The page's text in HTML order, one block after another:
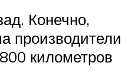
Конечно,
производители
километров